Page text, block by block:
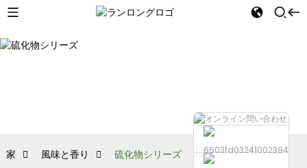
家 風味と香り 硫化物シリーズ